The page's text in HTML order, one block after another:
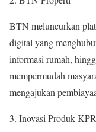
BTN meluncurkan
digital yang
informasi rumah,
mempermudah
mengajukan
Inovasi Produk KPR